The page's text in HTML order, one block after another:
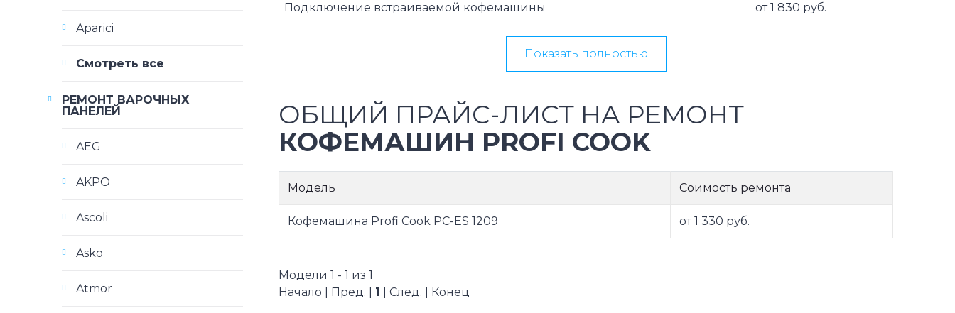
Подключение встраиваемой кофемашины от 1 830 руб.
Показать полностью
ОБЩИЙ ПРАЙС-ЛИСТ НА РЕМОНТ
КОФЕМАШИН PROFI COOK
Модель Соимость ремонта
Кофемашина Profi Cook PC-ES 1209 от 1 330 руб.
Модели 1 - 1 из 1
Начало | Пред. | 1 | След. | Конец
Aparici
Смотреть все
РЕМОНТ ВАРОЧНЫХ
ПАНЕЛЕЙ
AEG
AKPO
Ascoli
Asko
Atmor